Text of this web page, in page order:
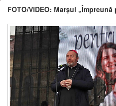
FOTO/VIDEO: Marșul